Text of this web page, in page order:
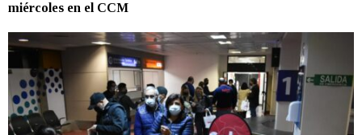
miércoles en el CCM